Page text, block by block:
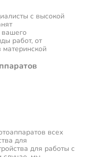
с высокой
вашего
работ, от
всех
для
для работы с